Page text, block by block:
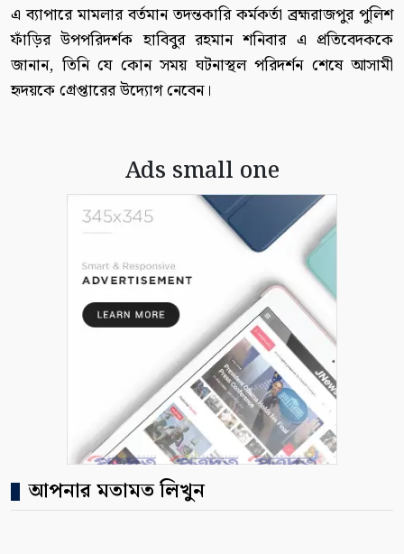
এ ব্যাপারে মামলার বর্তমান তদন্তকারি কর্মকর্তা ব্রহ্মরাজপুর পুলিশ
ফাঁড়ির উপপরিদর্শক হাবিবুর রহমান শনিবার এ প্রতিবেদককে
জানান, তিনি যে কোন সময় ঘটনাস্থল পরিদর্শন শেষে আসামী
হৃদয়কে গ্রেপ্তারের উদ্যোগ নেবেন।
Ads small one
আপনার মতামত লিখুন